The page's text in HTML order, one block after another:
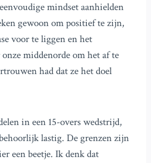
mindset aanhielden
gewoon om positief te zijn,
voor te liggen en het
middenorde om het af te
had dat ze het doel
in een 15-overs wedstrijd,
lastig. De grenzen zijn
een beetje. Ik denk dat